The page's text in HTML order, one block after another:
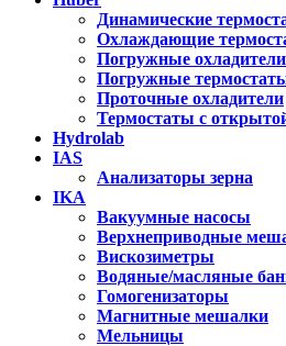
Динамические
Охлаждающие
Погружные охладители
Погружные
Проточные охладители
Термостаты с
Hydrolab
IAS
Анализаторы зерна
IKA
Вакуумные насосы
Верхнеприводные
Вискозиметры
Водяные/масляные
Гомогенизаторы
Магнитные мешалки
Мельницы